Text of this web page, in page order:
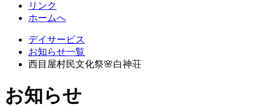
リンク
ホームへ
デイサービス
お知らせ一覧
西目屋村民文化祭🌸白神荘
お知らせ